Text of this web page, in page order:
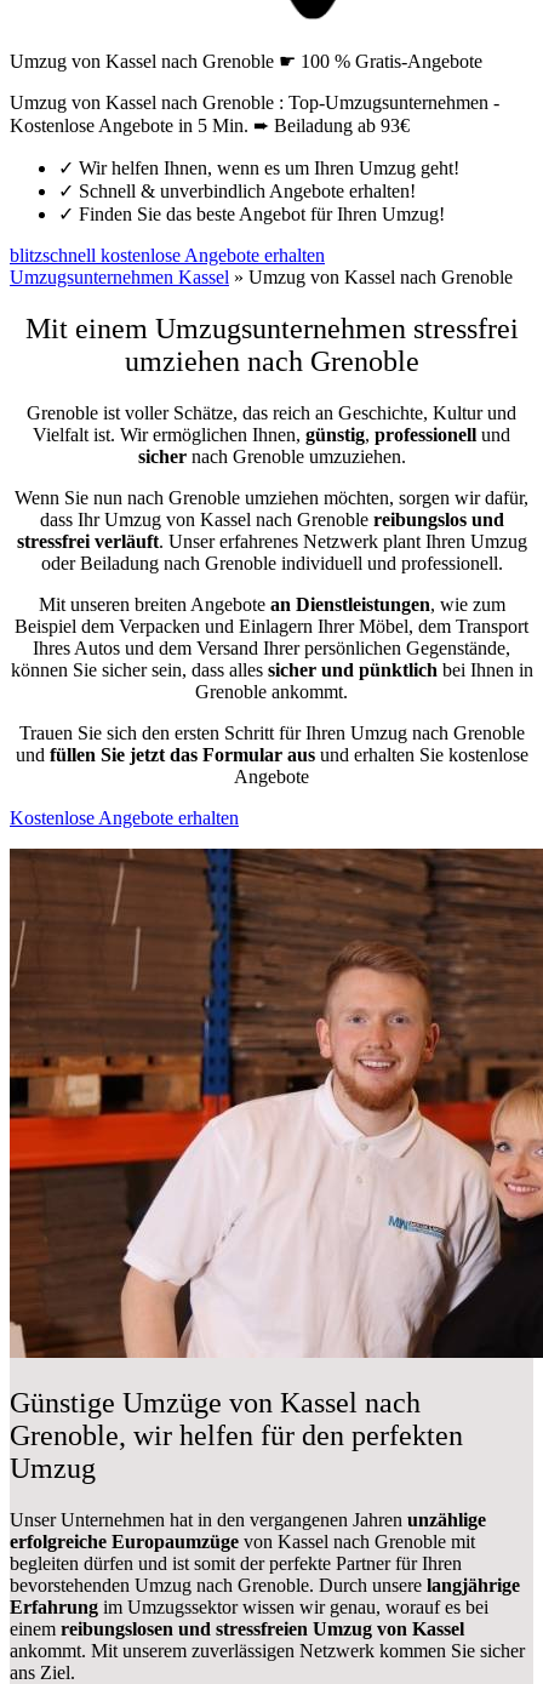
Umzug von Kassel nach Grenoble ☛ 100 % Gratis-Angebote
Umzug von Kassel nach Grenoble : Top-Umzugsunternehmen -
Kostenlose Angebote in 5 Min. ➨ Beiladung ab 93€
✓ Wir helfen Ihnen, wenn es um Ihren Umzug geht!
✓ Schnell & unverbindlich Angebote erhalten!
✓ Finden Sie das beste Angebot für Ihren Umzug!
blitzschnell kostenlose Angebote erhalten
Umzugsunternehmen Kassel » Umzug von Kassel nach Grenoble
Mit einem Umzugsunternehmen stressfrei
umziehen nach Grenoble
Grenoble ist voller Schätze, das reich an Geschichte, Kultur und
Vielfalt ist. Wir ermöglichen Ihnen, günstig, professionell und
sichernach Grenoble umzuziehen.
Wenn Sie nun nach Grenoble umziehen möchten, sorgen wir dafür,
dass Ihr Umzug von Kassel nach Grenoble reibungslos und
stressfrei verläuft. Unser erfahrenes Netzwerk plant Ihren Umzug
oder Beiladung nach Grenoble individuell und professionell.
Mit unseren breiten Angebotean Dienstleistungen, wie zum
Beispiel dem Verpacken und Einlagern Ihrer Möbel, dem Transport
Ihres Autos und dem Versand Ihrer persönlichen Gegenstände,
können Sie sicher sein, dass alles sicher und pünktlich bei Ihnen in
Grenoble ankommt.
Trauen Sie sich den ersten Schritt für Ihren Umzug nach Grenoble
und füllen Sie jetzt das Formular ausund erhalten Sie kostenlose
Angebote
Kostenlose Angebote erhalten
Günstige Umzüge von Kassel nach
Grenoble, wir helfen für den perfekten
Umzug
Unser Unternehmen hat in den vergangenen Jahren unzählige
erfolgreiche Europaumzüge von Kassel nach Grenoble mit
begleiten dürfen und ist somit der perfekte Partner für Ihren
bevorstehenden Umzug nach Grenoble. Durch unsere langjährige
Erfahrung im Umzugssektor wissen wir genau, worauf es bei
einem reibungslosen und stressfreien Umzug von Kassel
ankommt. Mit unserem zuverlässigen Netzwerk kommen Sie sicher
ans Ziel.